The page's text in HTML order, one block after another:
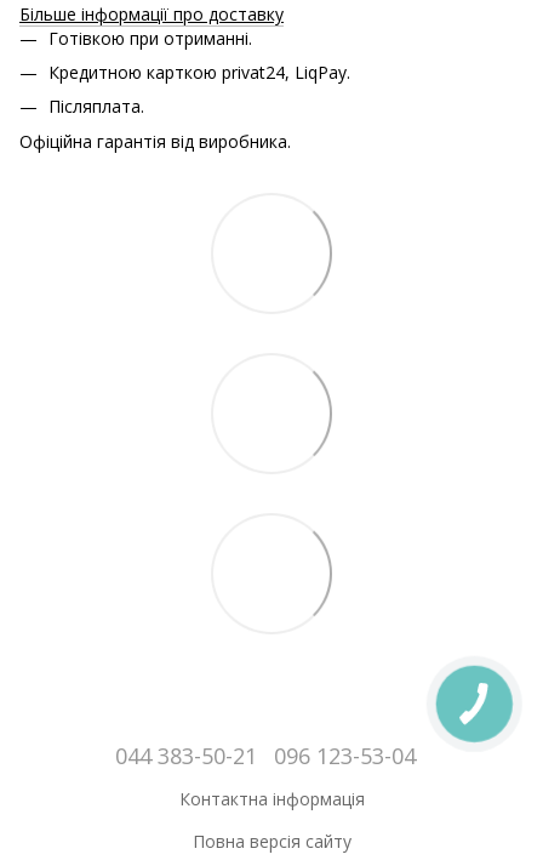
Більше інформації про доставку
Готівкою при отриманні.
Кредитною карткою privat24, LiqPay.
Післяплата.
Офіційна гарантія від виробника.
044 383-50-21 096 123-53-04
Контактна інформація
Повна версія сайту